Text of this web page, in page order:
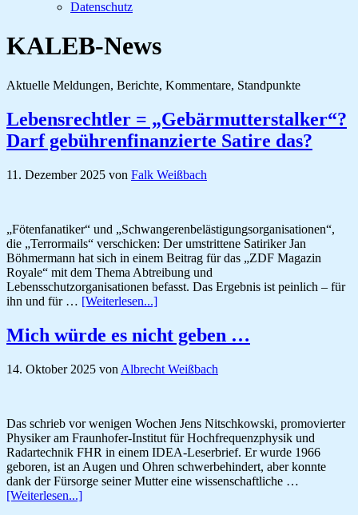
Datenschutz
KALEB-News
Aktuelle Meldungen, Berichte, Kommentare, Standpunkte
Lebensrechtler = „Gebärmutterstalker“?
Darf gebührenfinanzierte Satire das?
11. Dezember 2025 von Falk Weißbach
„Fötenfanatiker“ und „Schwangerenbelästigungsorganisationen“,
die „Terrormails“ verschicken: Der umstrittene Satiriker Jan
Böhmermann hat sich in einem Beitrag für das „ZDF Magazin
Royale“ mit dem Thema Abtreibung und
Lebensschutzorganisationen befasst. Das Ergebnis ist peinlich – für
ihn und für … [Weiterlesen...]ÜberLebensrechtler
„Gebärmutterstalker“?
Darf
Satire
Mich würde es nicht geben …
14. Oktober 2025 von Albrecht Weißbach
Das schrieb vor wenigen Wochen Jens Nitschkowski, promovierter
Physiker am Fraunhofer-Institut für Hochfrequenzphysik und
Radartechnik FHR in einem IDEA-Leserbrief. Er wurde 1966
geboren, ist an Augen und Ohren schwerbehindert, aber konnte
dank der Fürsorge seiner Mutter eine wissenschaftliche …
[Weiterlesen...]ÜberMich